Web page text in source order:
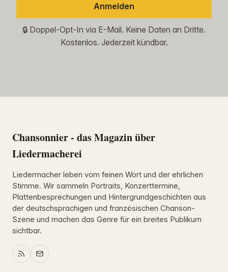
Anmelden
🔒 Doppel-Opt-In via E-Mail. Keine Daten an Dritte.
Kostenlos. Jederzeit kündbar.
Chansonnier - das Magazin über
Liedermacherei
Liedermacher leben vom feinen Wort und der ehrlichen
Stimme. Wir sammeln Portraits, Konzerttermine,
Plattenbesprechungen und Hintergrundgeschichten aus
der deutschsprachigen und französischen Chanson-
Szene und machen das Genre für ein breites Publikum
sichtbar.